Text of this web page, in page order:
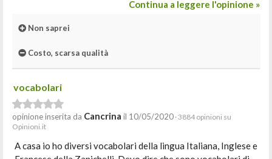
Continua a leggere l'opinione »
Non saprei
Costo, scarsa qualità
vocabolari
opinione inserita da Cancrina il 10/05/2020 · 3884 opinioni su
Opinioni.it
A casa io ho diversi vocabolari della lingua Italiana, Inglese e